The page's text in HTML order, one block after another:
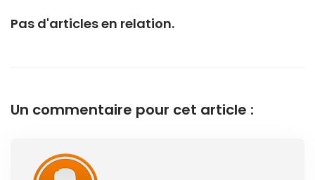
Pas d'articles en relation.
Un commentaire pour cet article :